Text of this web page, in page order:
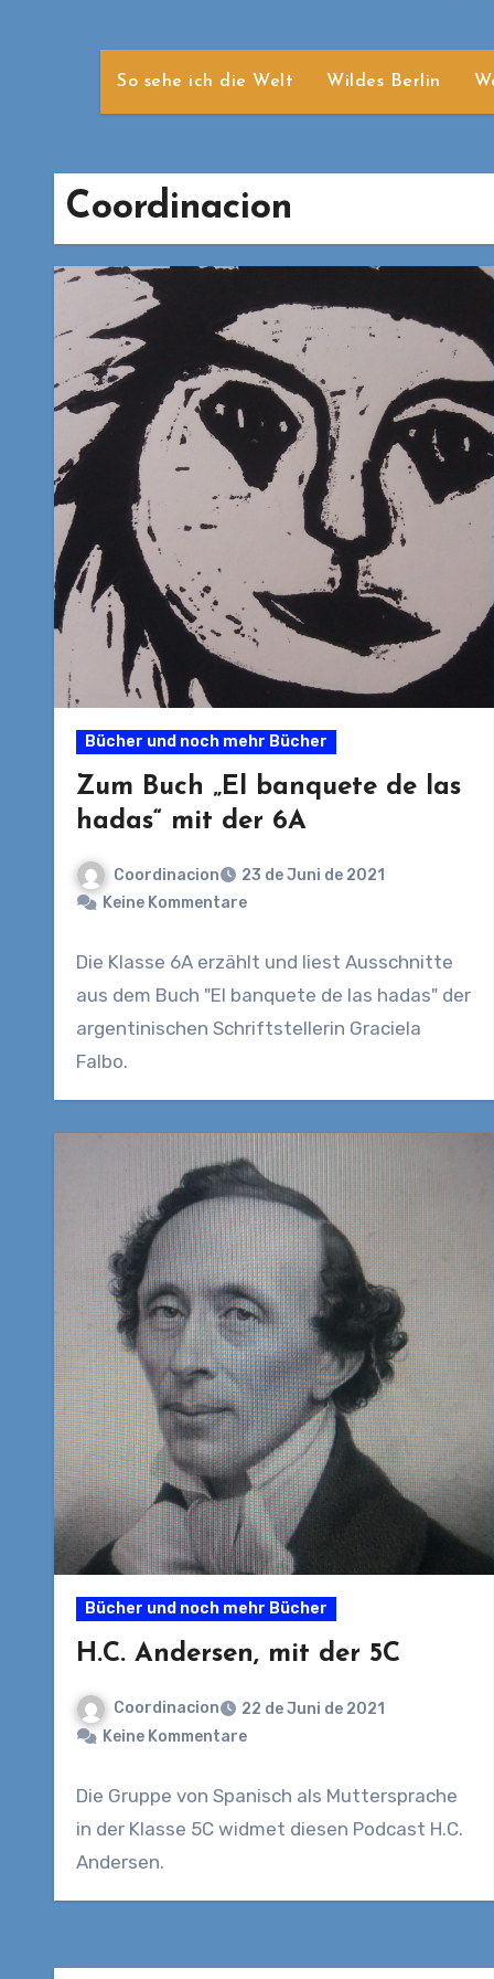
So sehe ich die Welt Wildes Berlin
Coordinacion
Bücher und noch mehr Bücher
Zum Buch „El banquete de las
hadas“ mit der 6A
Coordinacion
23 de Juni de 2021
Keine Kommentare
Die Klasse 6A erzählt und liest Ausschnitte
aus dem Buch "El banquete de las hadas" der
argentinischen Schriftstellerin Graciela
Falbo.
Bücher und noch mehr Bücher
H.C. Andersen, mit der 5C
Coordinacion
22 de Juni de 2021
Keine Kommentare
Die Gruppe von Spanisch als Muttersprache
in der Klasse 5C widmet diesen Podcast H.C.
Andersen.